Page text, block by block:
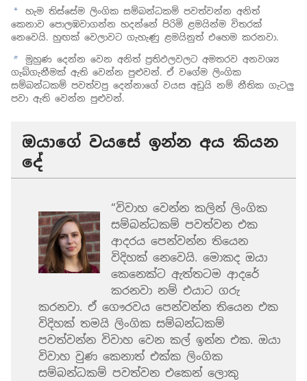
a
හැම තිස්සේම ලිංගික සම්බන්ධකම් පවත්වන්න අනිත්
කෙනාව පොලඹවාගන්න හදන්නේ පිරිමි ළමයින්ම විතරක්
නෙවෙයි. හුඟක් වෙලාවට ගැහැණු ළමයිනුත් එහෙම කරනවා.
b
මුහුණ දෙන්න වෙන අනිත් ප්‍රතිඵලවලට අමතරව අනවශ්‍ය
ගැබ්ගැනීමක් ඇති වෙන්න පුළුවන්. ඒ වගේම ලිංගික
සම්බන්ධකම් පවත්වපු දෙන්නාගේ වයස අඩුයි නම් නීතික ගැටලු
පවා ඇති වෙන්න පුළුවන්.
ඔයාගේ වයසේ ඉන්න අය කියන
දේ
“විවාහ වෙන්න කලින් ලිංගික
සම්බන්ධකම් පවත්වන එක
ආදරය පෙන්වන්න තියෙන
විදිහක් නෙවෙයි. මොකද ඔයා
කෙනෙක්ට ඇත්තටම ආදරේ
කරනවා නම් එයාට ගරු
කරනවා. ඒ ගෞරවය පෙන්වන්න තියෙන එක
විදිහක් තමයි ලිංගික සම්බන්ධකම්
පවත්වන්න විවාහ වෙන කල් ඉන්න එක. ඔයා
විවාහ වුණ කෙනාත් එක්ක ලිංගික
සම්බන්ධකම් පවත්වන එකෙන් ලොකු